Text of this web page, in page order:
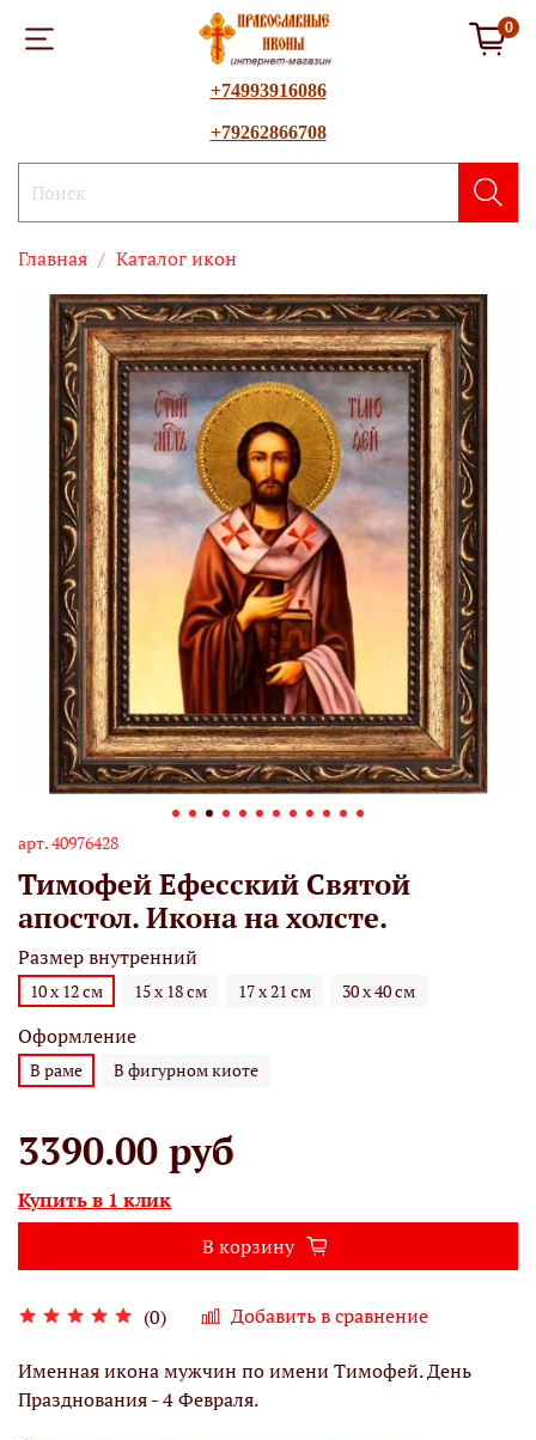
0
+74993916086
+79262866708
Главная Каталог икон
арт.40976428
Тимофей Ефесский Святой
апостол. Икона на холсте.
(0) Добавить в сравнение
Размер внутренний
10 х 12 см 15 х 18 см 17 х 21 см 30 х 40 см
Оформление
В раме В фигурном киоте
3390.00 руб
Купить в 1 клик
В корзину
Именная икона мужчин по имени Тимофей. День
Празднования - 4 Февраля.